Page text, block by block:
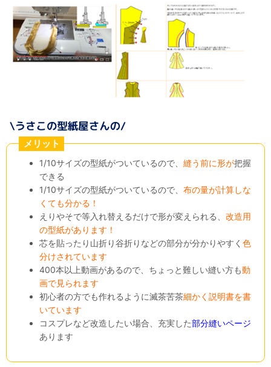
メリット
1/10サイズの型紙がついているので、縫う前に形が把握
できる
1/10サイズの型紙がついているので、布の量が計算しな
くても分かる！
えりやそで等入れ替えるだけで形が変えられる、改造用
の型紙があります！
芯を貼ったり山折り谷折りなどの部分が分かりやすく色
分けされています
400本以上動画があるので、ちょっと難しい縫い方も動
画で見られます
初心者の方でも作れるように滅茶苦茶細かく説明書を書
いています
コスプレなど改造したい場合、充実した部分縫いページ
あります